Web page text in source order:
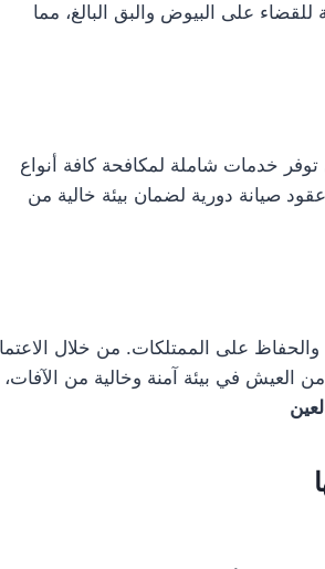
على البيوض والبق البالغ، مما
خدمات شاملة لمكافحة كافة أنواع
صيانة دورية لضمان بيئة خالية من
على الممتلكات. من خلال
في بيئة آمنة وخالية من الآفات،